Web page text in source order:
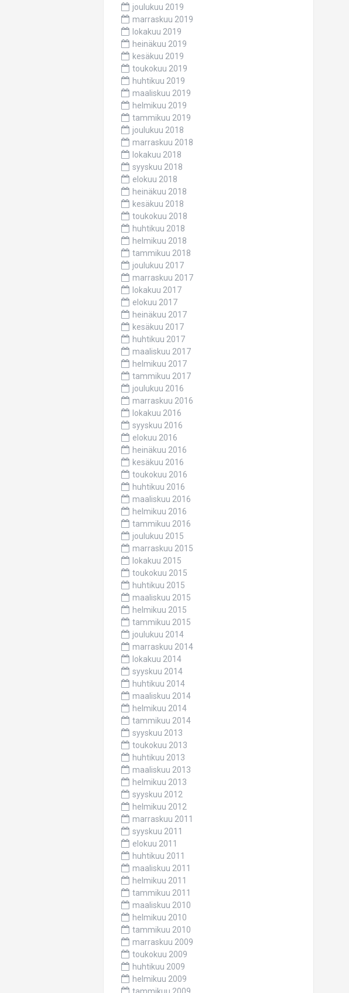
joulukuu 2019
marraskuu 2019
lokakuu 2019
heinäkuu 2019
kesäkuu 2019
toukokuu 2019
huhtikuu 2019
maaliskuu 2019
helmikuu 2019
tammikuu 2019
joulukuu 2018
marraskuu 2018
lokakuu 2018
syyskuu 2018
elokuu 2018
heinäkuu 2018
kesäkuu 2018
toukokuu 2018
huhtikuu 2018
helmikuu 2018
tammikuu 2018
joulukuu 2017
marraskuu 2017
lokakuu 2017
elokuu 2017
heinäkuu 2017
kesäkuu 2017
huhtikuu 2017
maaliskuu 2017
helmikuu 2017
tammikuu 2017
joulukuu 2016
marraskuu 2016
lokakuu 2016
syyskuu 2016
elokuu 2016
heinäkuu 2016
kesäkuu 2016
toukokuu 2016
huhtikuu 2016
maaliskuu 2016
helmikuu 2016
tammikuu 2016
joulukuu 2015
marraskuu 2015
lokakuu 2015
toukokuu 2015
huhtikuu 2015
maaliskuu 2015
helmikuu 2015
tammikuu 2015
joulukuu 2014
marraskuu 2014
lokakuu 2014
syyskuu 2014
huhtikuu 2014
maaliskuu 2014
helmikuu 2014
tammikuu 2014
syyskuu 2013
toukokuu 2013
huhtikuu 2013
maaliskuu 2013
helmikuu 2013
syyskuu 2012
helmikuu 2012
marraskuu 2011
syyskuu 2011
elokuu 2011
huhtikuu 2011
maaliskuu 2011
helmikuu 2011
tammikuu 2011
maaliskuu 2010
helmikuu 2010
tammikuu 2010
marraskuu 2009
toukokuu 2009
huhtikuu 2009
helmikuu 2009